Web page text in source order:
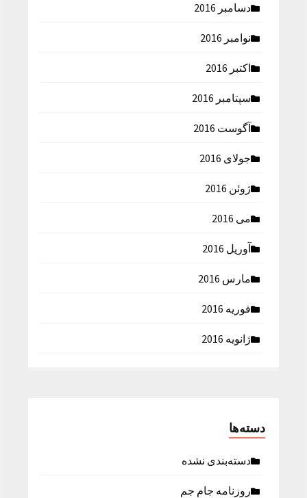
دسامبر 2016
نوامبر 2016
اکتبر 2016
سپتامبر 2016
آگوست 2016
جولای 2016
ژوئن 2016
می 2016
آوریل 2016
مارس 2016
فوریه 2016
ژانویه 2016
دسته‌ها
دسته‌بندی نشده
روزنامه جام جم